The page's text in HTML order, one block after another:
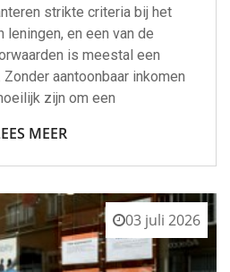
strikte criteria bij het
leningen, en een van de
is meestal een
aantoonbaar inkomen
zijn om een
MEER
03 juli 2026